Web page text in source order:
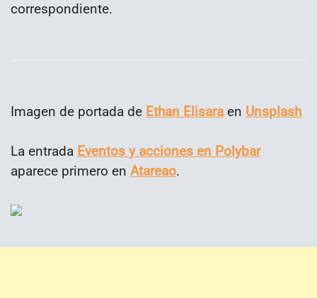
correspondiente.
Imagen de portada de Ethan Elisara en Unsplash
La entrada Eventos y acciones en Polybar
aparece primero en Atareao.